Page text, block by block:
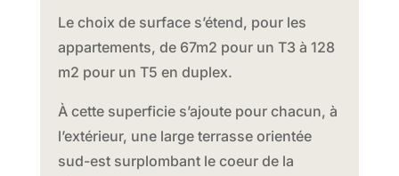
Le choix de surface s’étend, pour les
appartements, de 67m2 pour un T3 à 128
m2 pour un T5 en duplex.
À cette superficie s’ajoute pour chacun, à
l’extérieur, une large terrasse orientée
sud-est surplombant le coeur de la